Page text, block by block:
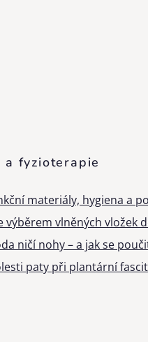
fyzioterapie
materiály, hygiena a
výběrem vlněných vložek
ničí nohy – a jak se
paty při plantární